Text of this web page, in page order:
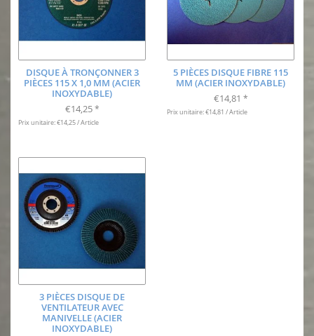
DISQUE À TRONÇONNER 3
PIÈCES 115 X 1,0 MM (ACIER
INOXYDABLE)
€14,25 *
Prix unitaire: €14,25 / Article
5 PIÈCES DISQUE FIBRE 115
MM (ACIER INOXYDABLE)
€14,81 *
Prix unitaire: €14,81 / Article
3 PIÈCES DISQUE DE
VENTILATEUR AVEC
MANIVELLE (ACIER
INOXYDABLE)